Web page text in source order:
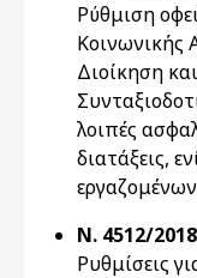
Ρύθμιση
Κοινωνικής
Διοίκηση
λοιπές
διατάξεις,
εργαζομένων
Ν. 4512/
Ρυθμίσεις